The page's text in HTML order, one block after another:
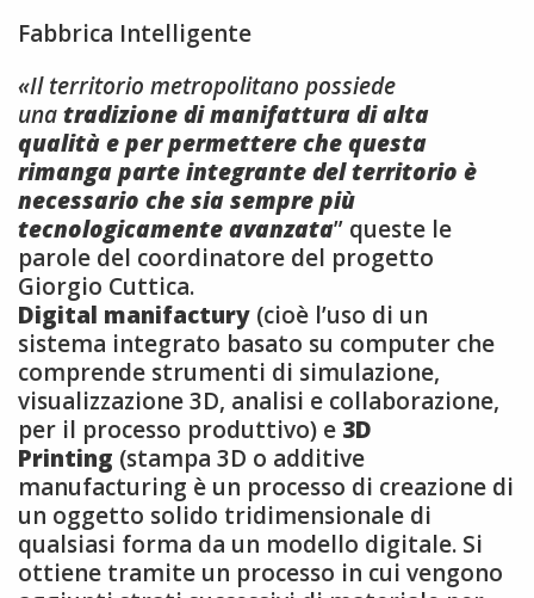
Fabbrica Intelligente
«Il territorio metropolitano possiede
unatradizione di manifattura di alta
qualità e per permettere che questa
rimanga parte integrante del territorio è
necessario che sia sempre più
tecnologicamente avanzata” queste le
parole del coordinatore del progetto
Giorgio Cuttica.
Digital manifactury (cioè l’uso di un
sistema integrato basato su computer che
comprende strumenti di simulazione,
visualizzazione 3D, analisi e collaborazione,
per il processo produttivo) e 3D
Printing (stampa 3D o additive
manufacturing è un processo di creazione di
un oggetto solido tridimensionale di
qualsiasi forma da un modello digitale. Si
ottiene tramite un processo in cui vengono